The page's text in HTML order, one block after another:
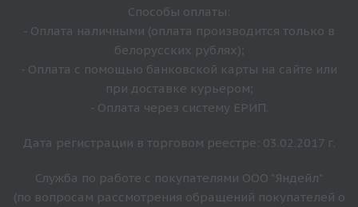
Способы оплаты:
- Оплата наличными (оплата производится только в
белорусских рублях);
- Оплата с помощью банковской карты на сайте или
при доставке курьером;
- Оплата через систему ЕРИП.
Дата регистрации в торговом реестре: 03.02.2017 г.
Служба по работе с покупателями ООО "Яндейл"
(по вопросам рассмотрения обращений покупателей о